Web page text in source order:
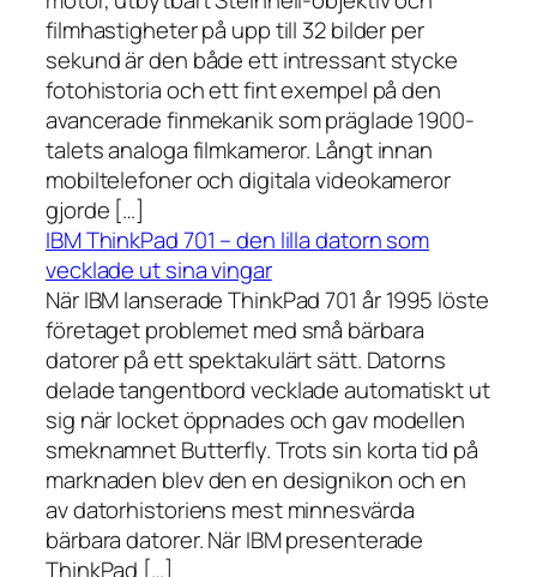
filmhastigheter på upp till 32 bilder per
sekund är den både ett intressant stycke
fotohistoria och ett fint exempel på den
avancerade finmekanik som präglade 1900-
talets analoga filmkameror. Långt innan
mobiltelefoner och digitala videokameror
gjorde […]
IBM ThinkPad 701 – den lilla datorn som
vecklade ut sina vingar
När IBM lanserade ThinkPad 701 år 1995 löste
företaget problemet med små bärbara
datorer på ett spektakulärt sätt. Datorns
delade tangentbord vecklade automatiskt ut
sig när locket öppnades och gav modellen
smeknamnet Butterfly. Trots sin korta tid på
marknaden blev den en designikon och en
av datorhistoriens mest minnesvärda
bärbara datorer. När IBM presenterade
ThinkPad […]